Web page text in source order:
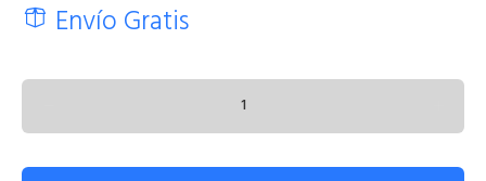
Envío Gratis